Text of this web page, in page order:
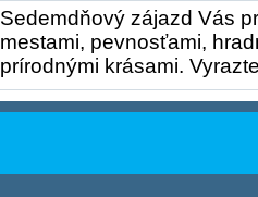
Sedemdňový zájazd Vás
mestami, pevnosťami,
prírodnými krásami.